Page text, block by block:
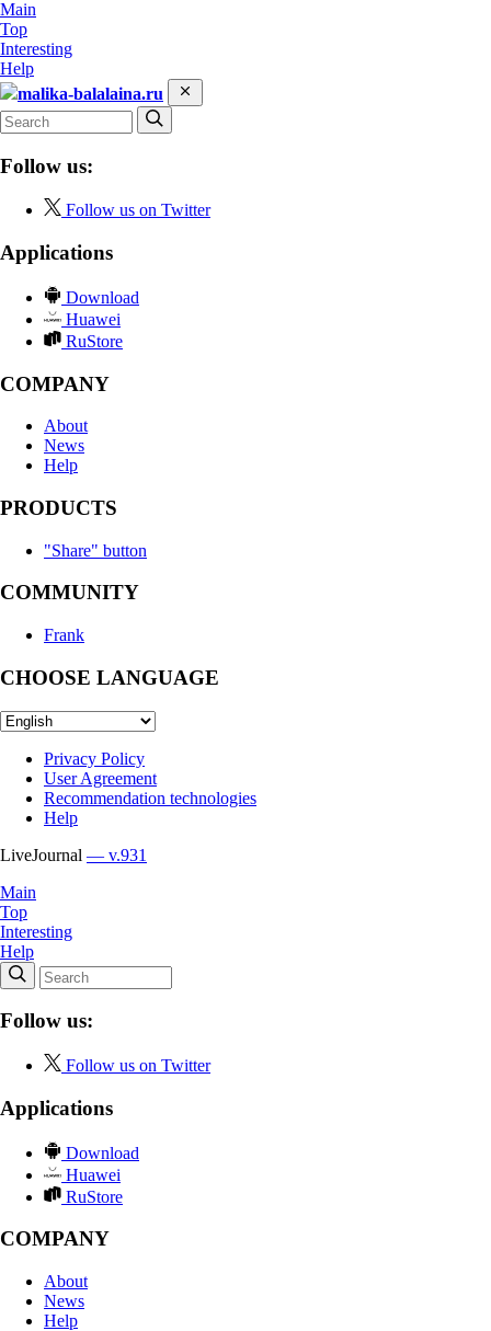
Main
Top
Interesting
Help
malika-balalaina.ru
Follow us:
Follow us on Twitter
Applications
Download
Huawei
RuStore
COMPANY
About
News
Help
PRODUCTS
"Share" button
COMMUNITY
Frank
CHOOSE LANGUAGE
Privacy Policy
User Agreement
Recommendation technologies
Help
LiveJournal — v.931
Main
Top
Interesting
Help
Follow us:
Follow us on Twitter
Applications
Download
Huawei
RuStore
COMPANY
About
News
Help